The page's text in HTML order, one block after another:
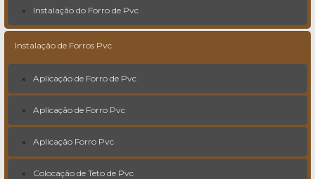
Instalação do Forro de Pvc
Instalação de Forros Pvc
Aplicação de Forro de Pvc
Aplicação de Forro Pvc
Aplicação Forro Pvc
Colocação de Teto de Pvc